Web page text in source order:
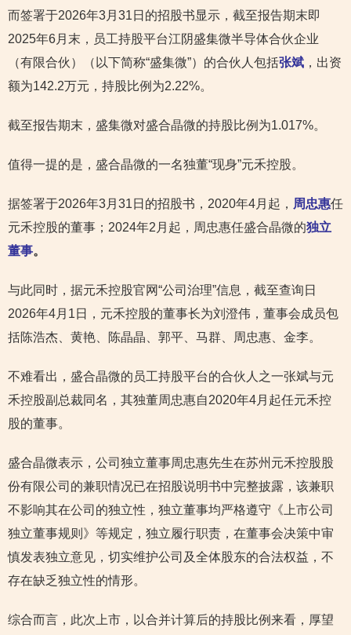
而签署于2026年3月31日的招股书显示，截至报告期末即
2025年6月末，员工持股平台江阴盛集微半导体合伙企业
（有限合伙）（以下简称“盛集微”）的合伙人包括张斌 ，出资
额为142.2万元，持股比例为2.22%。
截至报告期末，盛集微对盛合晶微的持股比例为1.017%。
值得一提的是，盛合晶微的一名独董“现身”元禾控股。
据签署于2026年3月31日的招股书，2020年4月起， 周忠惠任
元禾控股的董事；2024年2月起，周忠惠任盛合晶微的独立
董事。
与此同时，据元禾控股官网“公司治理”信息，截至查询日
2026年4月1日，元禾控股的董事长为刘澄伟，董事会成员包
括陈浩杰、黄艳、陈晶晶、郭平、马群、周忠惠、金李。
不难看出，盛合晶微的员工持股平台的合伙人之一张斌与元
禾控股副总裁同名，其独董周忠惠自2020年4月起任元禾控
股的董事。
盛合晶微表示，公司独立董事周忠惠先生在苏州元禾控股股
份有限公司的兼职情况已在招股说明书中完整披露，该兼职
不影响其在公司的独立性，独立董事均严格遵守《上市公司
独立董事规则》等规定，独立履行职责，在董事会决策中审
慎发表独立意见，切实维护公司及全体股东的合法权益，不
存在缺乏独立性的情形。
综合而言，此次上市，以合并计算后的持股比例来看，厚望